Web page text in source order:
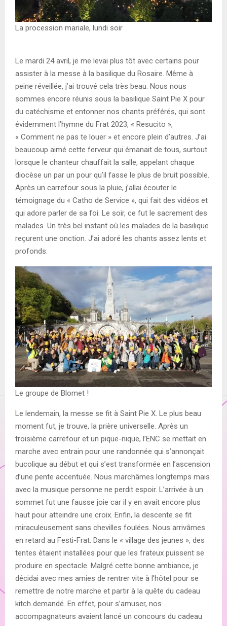
La procession mariale, lundi soir
Le mardi 24 avril, je me levai plus tôt avec certains pour
assister à la messe à la basilique du Rosaire. Même à
peine réveillée, j’ai trouvé cela très beau. Nous nous
sommes encore réunis sous la basilique Saint Pie X pour
du catéchisme et entonner nos chants préférés, qui sont
évidemment l’hymne du Frat 2023, « Resucito »,
« Comment ne pas te louer » et encore plein d’autres. J’ai
beaucoup aimé cette ferveur qui émanait de tous, surtout
lorsque le chanteur chauffait la salle, appelant chaque
diocèse un par un pour qu’il fasse le plus de bruit possible.
Après un carrefour sous la pluie, j’allai écouter le
témoignage du « Catho de Service », qui fait des vidéos et
qui adore parler de sa foi. Le soir, ce fut le sacrement des
malades. Un très bel instant où les malades de la basilique
reçurent une onction. J’ai adoré les chants assez lents et
profonds.
Le groupe de Blomet !
Le lendemain, la messe se fit à Saint Pie X. Le plus beau
moment fut, je trouve, la prière universelle. Après un
troisième carrefour et un pique-nique, l’ENC se mettait en
marche avec entrain pour une randonnée qui s’annonçait
bucolique au début et qui s’est transformée en l’ascension
d’une pente accentuée. Nous marchâmes longtemps mais
avec la musique personne ne perdit espoir. L’arrivée à un
sommet fut une fausse joie car il y en avait encore plus
haut pour atteindre une croix. Enfin, la descente se fit
miraculeusement sans chevilles foulées. Nous arrivâmes
en retard au Festi-Frat. Dans le « village des jeunes », des
tentes étaient installées pour que les frateux puissent se
produire en spectacle. Malgré cette bonne ambiance, je
décidai avec mes amies de rentrer vite à l’hôtel pour se
remettre de notre marche et partir à la quête du cadeau
kitch demandé. En effet, pour s’amuser, nos
accompagnateurs avaient lancé un concours du cadeau